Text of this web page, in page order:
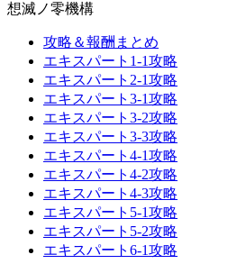
想滅ノ零機構
攻略＆報酬まとめ
エキスパート1-1攻略
エキスパート2-1攻略
エキスパート3-1攻略
エキスパート3-2攻略
エキスパート3-3攻略
エキスパート4-1攻略
エキスパート4-2攻略
エキスパート4-3攻略
エキスパート5-1攻略
エキスパート5-2攻略
エキスパート6-1攻略